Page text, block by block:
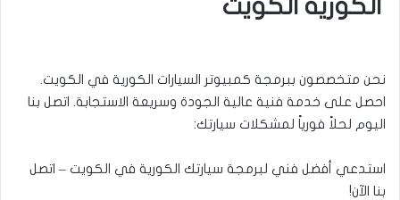
الكورية الكويت
نحن متخصصون ببرمجة كمبيوتر السيارات الكورية في الكويت.
احصل على خدمة فنية عالية الجودة وسريعة الاستجابة. اتصل بنا
اليوم لحلاً فورياً لمشكلات سيارتك:
استدعي أفضل فني لبرمجة سيارتك الكورية في الكويت – اتصل
بنا الآن!